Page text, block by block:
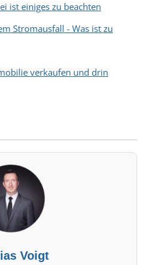
ist einiges zu beachten
Stromausfall - Was ist zu
verkaufen und drin
Voigt